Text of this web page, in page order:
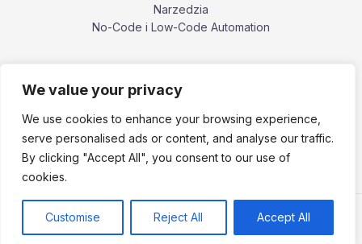
We value your privacy
We use cookies to enhance your browsing experience,
serve personalised ads or content, and analyse our traffic.
By clicking "Accept All", you consent to our use of
cookies.
Customise Reject All Accept All
Narzedzia
No-Code i Low-Code Automation
Poradniki i Tutoriale
Porownania i Alternatywy Narzedzi
Problemy, Bledy i Ograniczenia
ZennoPoster i ekosystem ZennoLab
Copyright © 2026 zennoposter.pl.